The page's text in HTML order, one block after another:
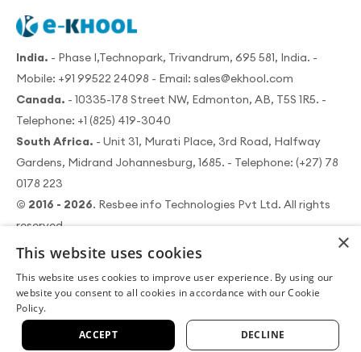
India. - Phase I,Technopark, Trivandrum, 695 581, India. -
Mobile: +91 99522 24098 - Email: sales@ekhool.com
Canada. - 10335-178 Street NW, Edmonton, AB, T5S 1R5. -
Telephone: +1 (825) 419-3040
South Africa. - Unit 31, Murati Place, 3rd Road, Halfway
Gardens, Midrand Johannesburg, 1685. - Telephone: (+27) 78
0178 223
© 2016 - 2026. Resbee info Technologies Pvt Ltd. All rights
reserved.
이용 약관
개인정보 처리방침
×
This website uses cookies
This website uses cookies to improve user experience. By using our
website you consent to all cookies in accordance with our Cookie
Policy.
ACCEPT
DECLINE